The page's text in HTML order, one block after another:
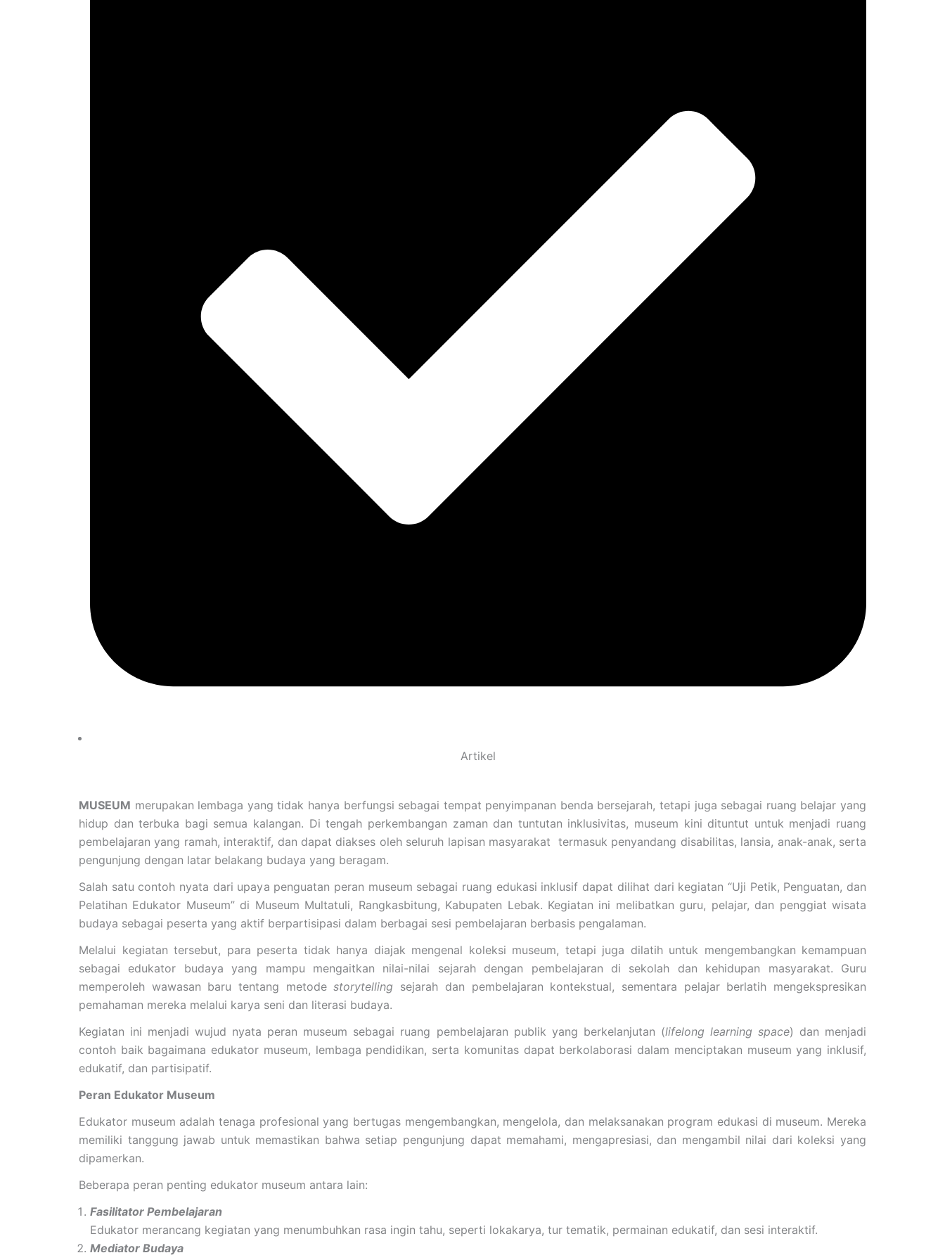
Artikel
MUSEUM merupakan lembaga yang tidak hanya berfungsi sebagai tempat penyimpanan benda bersejarah, tetapi juga sebagai ruang belajar yang
hidup dan terbuka bagi semua kalangan. Di tengah perkembangan zaman dan tuntutan inklusivitas, museum kini dituntut untuk menjadi ruang
pembelajaran yang ramah, interaktif, dan dapat diakses oleh seluruh lapisan masyarakat termasuk penyandang disabilitas, lansia, anak-anak, serta
pengunjung dengan latar belakang budaya yang beragam.
Salah satu contoh nyata dari upaya penguatan peran museum sebagai ruang edukasi inklusif dapat dilihat dari kegiatan “Uji Petik, Penguatan, dan
Pelatihan Edukator Museum” di Museum Multatuli, Rangkasbitung, Kabupaten Lebak. Kegiatan ini melibatkan guru, pelajar, dan penggiat wisata
budaya sebagai peserta yang aktif berpartisipasi dalam berbagai sesi pembelajaran berbasis pengalaman.
Melalui kegiatan tersebut, para peserta tidak hanya diajak mengenal koleksi museum, tetapi juga dilatih untuk mengembangkan kemampuan
sebagai edukator budaya yang mampu mengaitkan nilai-nilai sejarah dengan pembelajaran di sekolah dan kehidupan masyarakat. Guru
memperoleh wawasan baru tentang metodestorytelling sejarah dan pembelajaran kontekstual, sementara pelajar berlatih mengekspresikan
pemahaman mereka melalui karya seni dan literasi budaya.
Kegiatan ini menjadi wujud nyata peran museum sebagai ruang pembelajaran publik yang berkelanjutan (lifelong learning space) dan menjadi
contoh baik bagaimana edukator museum, lembaga pendidikan, serta komunitas dapat berkolaborasi dalam menciptakan museum yang inklusif,
edukatif, dan partisipatif.
Peran Edukator Museum
Edukator museum adalah tenaga profesional yang bertugas mengembangkan, mengelola, dan melaksanakan program edukasi di museum. Mereka
memiliki tanggung jawab untuk memastikan bahwa setiap pengunjung dapat memahami, mengapresiasi, dan mengambil nilai dari koleksi yang
dipamerkan.
Beberapa peran penting edukator museum antara lain:
Fasilitator Pembelajaran
Edukator merancang kegiatan yang menumbuhkan rasa ingin tahu, seperti lokakarya, tur tematik, permainan edukatif, dan sesi interaktif.
Mediator Budaya